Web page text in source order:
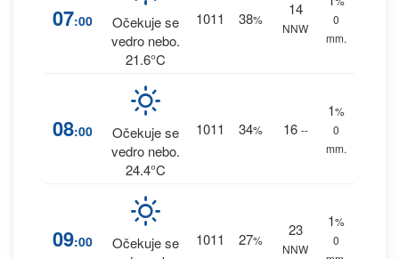
07:00
Očekuje se
vedro nebo.
21.6°C
1011 38%
14
NNW
0
mm.
08:00
Očekuje se
vedro nebo.
24.4°C
1011 34% 16 --
1%
0
mm.
09:00
Očekuje se
1011 27%
23
NNW
1%
0